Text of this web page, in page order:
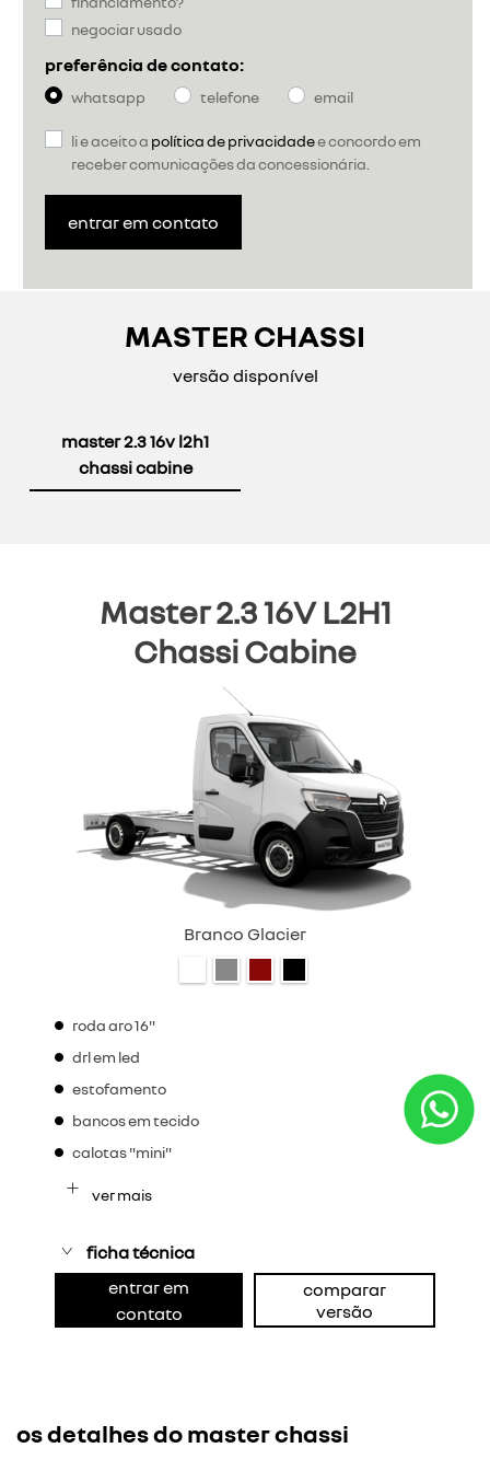
negociar usado
preferência de contato:
whatsapp telefone email
li e aceito a política de privacidadee concordo em
receber comunicações da concessionária.
entrar em contato
MASTER CHASSI
versão disponível
master 2.3 16v l2h1
chassi cabine
Master 2.3 16V L2H1
Chassi Cabine
Branco Glacier
roda aro 16"
drl em led
estofamento
bancos em tecido
calotas "mini"
ver mais
ficha técnica
entrar em
contato
comparar
versão
os detalhes do master chassi